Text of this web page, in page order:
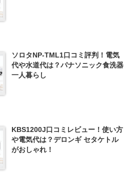
ソロタNP-TML1口コミ評判！電気
代や水道代は？パナソニック食洗器
一人暮らし
KBS1200J口コミレビュー！使い方
や電気代は？デロンギ セタケトル
がおしゃれ！